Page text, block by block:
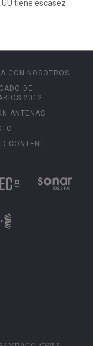
tiene escasez
CON NOSOTROS
DE
2012
ANTENAS
CONTENT